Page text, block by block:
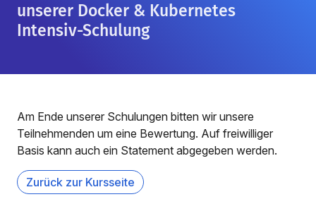
unserer Docker & Kubernetes
Intensiv-Schulung
Am Ende unserer Schulungen bitten wir unsere
Teilnehmenden um eine Bewertung. Auf freiwilliger
Basis kann auch ein Statement abgegeben werden.
Zurück zur Kursseite